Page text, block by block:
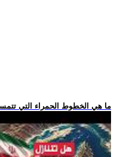
.. ما هي الخطوط الحمراء التي